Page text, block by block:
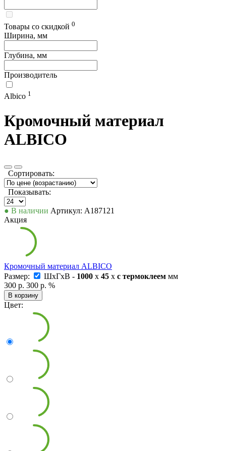
Товары со скидкой 0
Ширина, мм
Глубина, мм
Производитель
Albico 1
Кромочный материал
ALBICO
Сортировать:
Показывать:
● В наличии Артикул: А187121
Акция
Кромочный материал ALBICO
Размер:
ШxГxВ - 1000 x 45 x с термоклеем мм
300 р. 300 р. %
В корзину
Цвет: